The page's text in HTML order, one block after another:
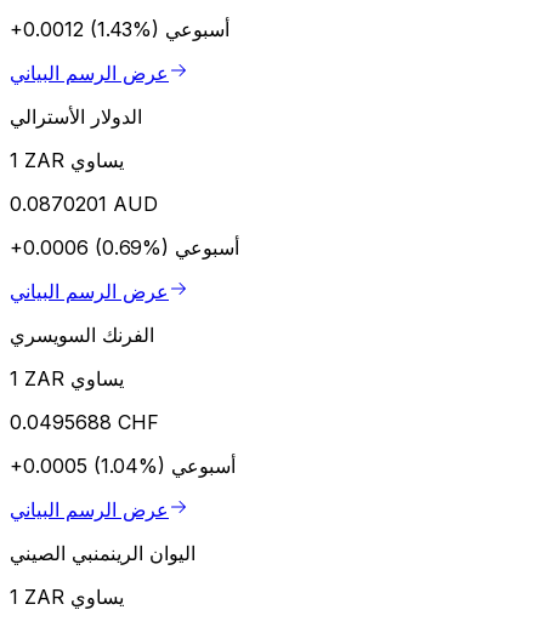
+0.0012 (1.43%) أسبوعي
عرض الرسم البياني
الدولار الأسترالي
1 ZAR يساوي
0.0870201 AUD
+0.0006 (0.69%) أسبوعي
عرض الرسم البياني
الفرنك السويسري
1 ZAR يساوي
0.0495688 CHF
+0.0005 (1.04%) أسبوعي
عرض الرسم البياني
اليوان الرينمنبي الصيني
1 ZAR يساوي